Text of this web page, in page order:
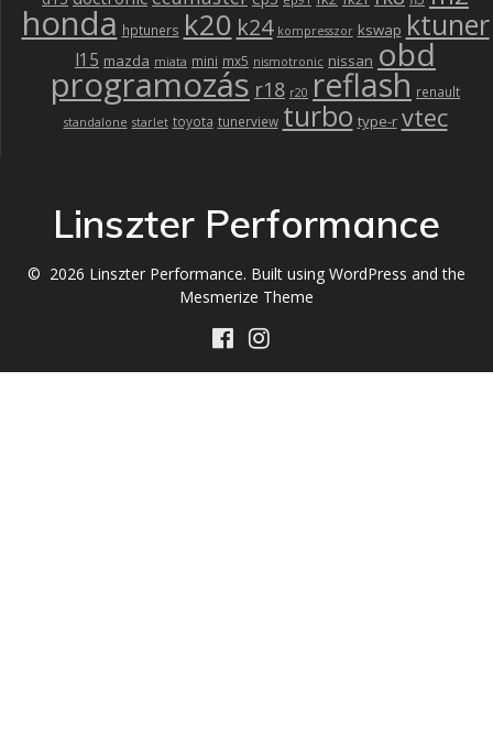
honda hptuners k20 k24 kompresszor kswap ktuner
l15 mazda miata mini mx5 nismotronic nissan obd
programozás r18 r20 reflash renault
standalone starlet toyota tunerview turbo type-r vtec
Linszter Performance
© 2026 Linszter Performance. Built using WordPress and the
Mesmerize Theme